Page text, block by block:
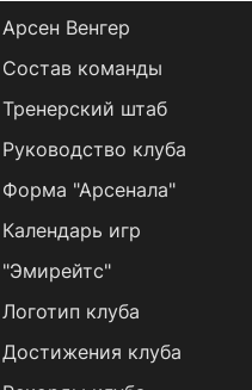
Арсен Венгер
Состав команды
Тренерский штаб
Руководство клуба
Форма "Арсенала"
Календарь игр
"Эмирейтс"
Логотип клуба
Достижения клуба